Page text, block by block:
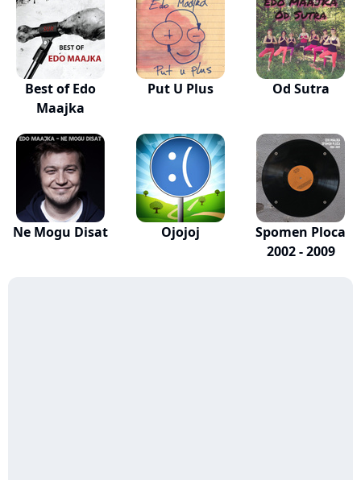
Best of Edo
Maajka
Put U Plus Od Sutra
Ne Mogu Disat Ojojoj
Spomen Ploca
2002 - 2009